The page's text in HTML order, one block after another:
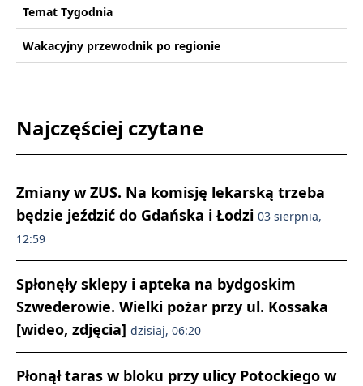
Temat Tygodnia
Wakacyjny przewodnik po regionie
Najczęściej czytane
Zmiany w ZUS. Na komisję lekarską trzeba
będzie jeździć do Gdańska i Łodzi 03 sierpnia,
12:59
Spłonęły sklepy i apteka na bydgoskim
Szwederowie. Wielki pożar przy ul. Kossaka
[wideo, zdjęcia] dzisiaj, 06:20
Płonął taras w bloku przy ulicy Potockiego w